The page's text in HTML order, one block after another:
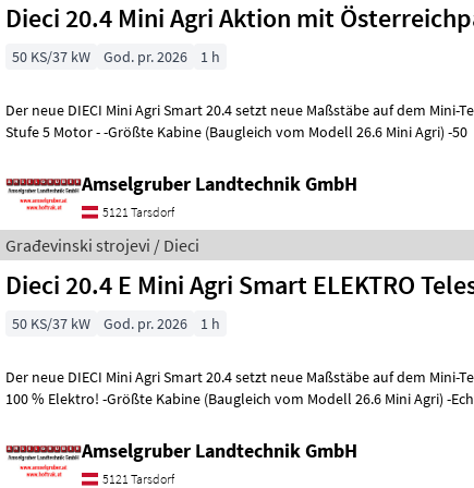
Dieci 20.4 Mini Agri Aktion mit
50 KS/37 kW God. pr. 2026 1 h
Der neue DIECI Mini Agri Smart 20.4 setzt neue Maßstäbe auf dem Mini-
Stufe 5 Motor - -Größte Kabine (Baugleich vom Modell 26.6 Mini Agri) -50
Amselgruber Landtechnik GmbH
5121 Tarsdorf
Građevinski strojevi / Dieci
Dieci 20.4 E Mini Agri Smart ELEKTRO
50 KS/37 kW God. pr. 2026 1 h
Der neue DIECI Mini Agri Smart 20.4 setzt neue Maßstäbe auf dem Mini-
100 % Elektro! -Größte Kabine (Baugleich vom Modell 26.6 Mini Agri) -
Amselgruber Landtechnik GmbH
5121 Tarsdorf